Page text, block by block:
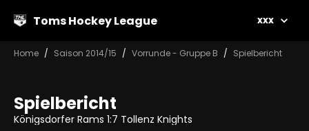
Toms Hockey League xxx
Home Saison 2014/15 Vorrunde - Gruppe B Spielbericht
Spielbericht
Königsdorfer Rams 1:7 Tollenz Knights